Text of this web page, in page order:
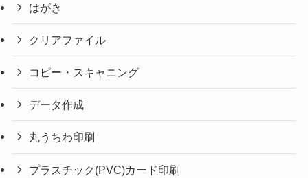
はがき
クリアファイル
コピー・スキャニング
データ作成
丸うちわ印刷
プラスチック(PVC)カード印刷